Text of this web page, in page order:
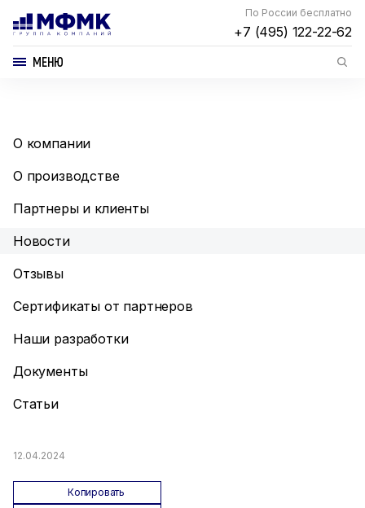
По России бесплатно
+7 (495) 122-22-62
МЕНЮ
О компании
О производстве
Партнеры и клиенты
Новости
Отзывы
Сертификаты от партнеров
Наши разработки
Документы
Статьи
12.04.2024
Копировать